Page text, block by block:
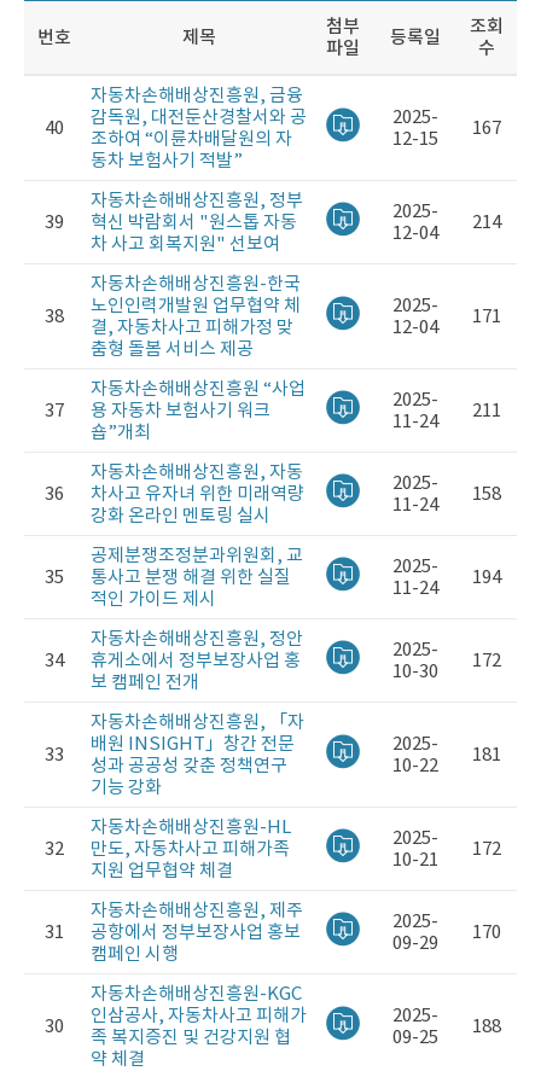
선
력
번호 제목
첨부
파일
등록일
조회
수
40
자동차손해배상진흥원, 금융
감독원, 대전둔산경찰서와 공
조하여 “이륜차배달원의 자
동차 보험사기 적발”
2025-
12-15
167
39
자동차손해배상진흥원, 정부
혁신 박람회서 "원스톱 자동
차 사고 회복지원" 선보여
2025-
12-04
214
38
자동차손해배상진흥원-한국
노인인력개발원 업무협약 체
결, 자동차사고 피해가정 맞
춤형 돌봄 서비스 제공
2025-
12-04
171
37
자동차손해배상진흥원 “사업
용 자동차 보험사기 워크
숍”개최
2025-
11-24
211
36
자동차손해배상진흥원, 자동
차사고 유자녀 위한 미래역량
강화 온라인 멘토링 실시
2025-
11-24
158
35
공제분쟁조정분과위원회, 교
통사고 분쟁 해결 위한 실질
적인 가이드 제시
2025-
11-24
194
34
자동차손해배상진흥원, 정안
휴게소에서 정부보장사업 홍
보 캠페인 전개
2025-
10-30
172
33
자동차손해배상진흥원, 「자
배원 INSIGHT」창간 전문
성과 공공성 갖춘 정책연구
기능 강화
2025-
10-22
181
32
자동차손해배상진흥원-HL
만도, 자동차사고 피해가족
지원 업무협약 체결
2025-
10-21
172
31
자동차손해배상진흥원, 제주
공항에서 정부보장사업 홍보
캠페인 시행
2025-
09-29
170
30
자동차손해배상진흥원-KGC
인삼공사, 자동차사고 피해가
족 복지증진 및 건강지원 협
약 체결
2025-
09-25
188